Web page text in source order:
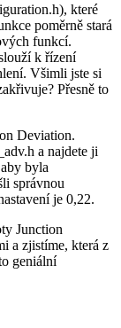
které
poměrně stará
funkcí.
k řízení
Všimli jste si
Přesně to
Deviation.
a najdete ji
byla
správnou
je 0,22.
Junction
a zjistíme, která z
geniální